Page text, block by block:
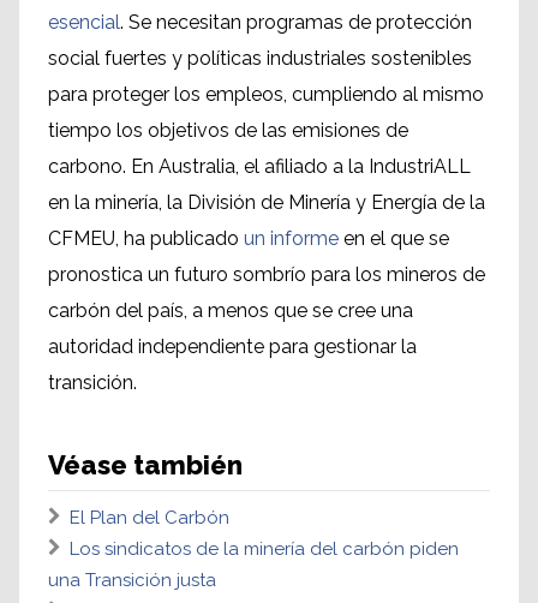
esencial. Se necesitan programas de protección
social fuertes y políticas industriales sostenibles
para proteger los empleos, cumpliendo al mismo
tiempo los objetivos de las emisiones de
carbono. En Australia, el afiliado a la IndustriALL
en la minería, la División de Minería y Energía de la
CFMEU, ha publicado un informe en el que se
pronostica un futuro sombrío para los mineros de
carbón del país, a menos que se cree una
autoridad independiente para gestionar la
transición.
Véase también
El Plan del Carbón
Los sindicatos de la minería del carbón piden
una Transición justa